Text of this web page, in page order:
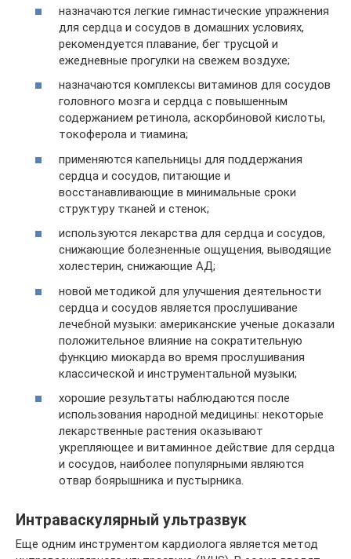
назначаются легкие гимнастические упражнения
для сердца и сосудов в домашних условиях,
рекомендуется плавание, бег трусцой и
ежедневные прогулки на свежем воздухе;
назначаются комплексы витаминов для сосудов
головного мозга и сердца с повышенным
содержанием ретинола, аскорбиновой кислоты,
токоферола и тиамина;
применяются капельницы для поддержания
сердца и сосудов, питающие и
восстанавливающие в минимальные сроки
структуру тканей и стенок;
используются лекарства для сердца и сосудов,
снижающие болезненные ощущения, выводящие
холестерин, снижающие АД;
новой методикой для улучшения деятельности
сердца и сосудов является прослушивание
лечебной музыки: американские ученые доказали
положительное влияние на сократительную
функцию миокарда во время прослушивания
классической и инструментальной музыки;
хорошие результаты наблюдаются после
использования народной медицины: некоторые
лекарственные растения оказывают
укрепляющее и витаминное действие для сердца
и сосудов, наиболее популярными являются
отвар боярышника и пустырника.
Интраваскулярный ультразвук
Еще одним инструментом кардиолога является метод